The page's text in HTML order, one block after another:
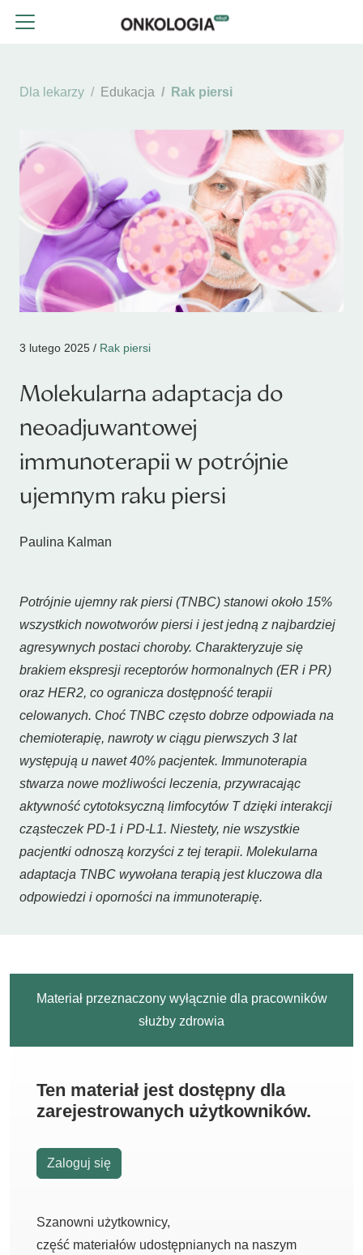
Dla lekarzy Edukacja Rak piersi
3 lutego 2025 / Rak piersi
Molekularna adaptacja do
neoadjuwantowej
immunoterapii w potrójnie
ujemnym raku piersi
Paulina Kalman
Potrójnie ujemny rak piersi (TNBC) stanowi około 15%
wszystkich nowotworów piersi i jest jedną z najbardziej
agresywnych postaci choroby. Charakteryzuje się
brakiem ekspresji receptorów hormonalnych (ER i PR)
oraz HER2, co ogranicza dostępność terapii
celowanych. Choć TNBC często dobrze odpowiada na
chemioterapię, nawroty w ciągu pierwszych 3 lat
występują u nawet 40% pacjentek. Immunoterapia
stwarza nowe możliwości leczenia, przywracając
aktywność cytotoksyczną limfocytów T dzięki interakcji
cząsteczek PD-1 i PD-L1. Niestety, nie wszystkie
pacjentki odnoszą korzyści z tej terapii. Molekularna
adaptacja TNBC wywołana terapią jest kluczowa dla
odpowiedzi i oporności na immunoterapię.
Materiał przeznaczony wyłącznie dla pracowników
służby zdrowia
Ten materiał jest dostępny dla
zarejestrowanych użytkowników.
Zaloguj się
Szanowni użytkownicy,
część materiałów udostępnianych na naszym